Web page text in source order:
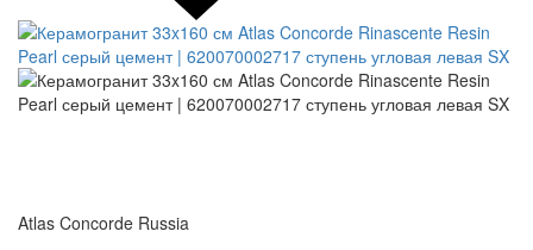
Atlas Concorde Russia